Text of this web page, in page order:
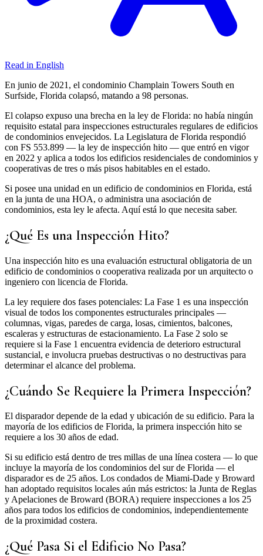
Read in English
En junio de 2021, el condominio Champlain Towers South en
Surfside, Florida colapsó, matando a 98 personas.
El colapso expuso una brecha en la ley de Florida: no había ningún
requisito estatal para inspecciones estructurales regulares de edificios
de condominios envejecidos. La Legislatura de Florida respondió
con FS 553.899 — la ley de inspección hito — que entró en vigor
en 2022 y aplica a todos los edificios residenciales de condominios y
cooperativas de tres o más pisos habitables en el estado.
Si posee una unidad en un edificio de condominios en Florida, está
en la junta de una HOA, o administra una asociación de
condominios, esta ley le afecta. Aquí está lo que necesita saber.
¿Qué Es una Inspección Hito?
Una inspección hito es una evaluación estructural obligatoria de un
edificio de condominios o cooperativa realizada por un arquitecto o
ingeniero con licencia de Florida.
La ley requiere dos fases potenciales: La Fase 1 es una inspección
visual de todos los componentes estructurales principales —
columnas, vigas, paredes de carga, losas, cimientos, balcones,
escaleras y estructuras de estacionamiento. La Fase 2 solo se
requiere si la Fase 1 encuentra evidencia de deterioro estructural
sustancial, e involucra pruebas destructivas o no destructivas para
determinar el alcance del problema.
¿Cuándo Se Requiere la Primera Inspección?
El disparador depende de la edad y ubicación de su edificio. Para la
mayoría de los edificios de Florida, la primera inspección hito se
requiere a los 30 años de edad.
Si su edificio está dentro de tres millas de una línea costera — lo que
incluye la mayoría de los condominios del sur de Florida — el
disparador es de 25 años. Los condados de Miami-Dade y Broward
han adoptado requisitos locales aún más estrictos: la Junta de Reglas
y Apelaciones de Broward (BORA) requiere inspecciones a los 25
años para todos los edificios de condominios, independientemente
de la proximidad costera.
¿Qué Pasa Si el Edificio No Pasa?